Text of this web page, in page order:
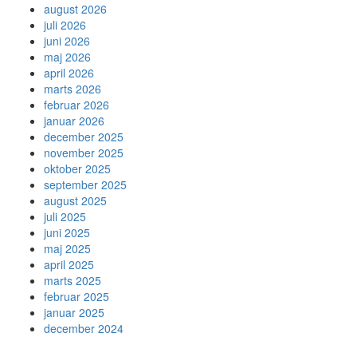
august 2026
juli 2026
juni 2026
maj 2026
april 2026
marts 2026
februar 2026
januar 2026
december 2025
november 2025
oktober 2025
september 2025
august 2025
juli 2025
juni 2025
maj 2025
april 2025
marts 2025
februar 2025
januar 2025
december 2024